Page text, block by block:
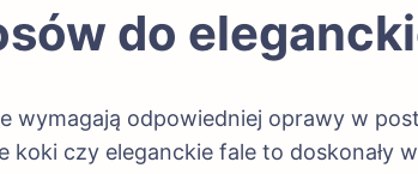
do
wymagają odpowiedniej oprawy w
koki czy eleganckie fale to